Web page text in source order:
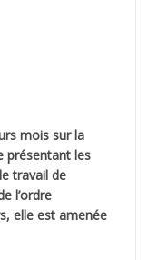
mois sur la
présentant les
travail de
l’ordre
elle est amenée